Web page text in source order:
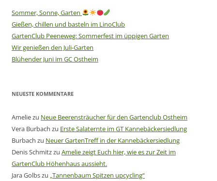
Sommer, Sonne, Garten
Gießen, chillen und basteln im LinoClub
GartenClub Peeneweg: Sommerfest im üppigen Garten
Wir genießen den Juli-Garten
Blühender Juni im GC Ostheim
NEUESTE KOMMENTARE
Ameliezu Neue Beerensträucher für den Gartenclub Ostheim
Vera Burbach zu Erste Salaternte im GT Kannebäckersiedlung
Burbach zu Neuer GartenTreff in der Kannebäckersiedlung
Denis Schmitzzu Amelie zeigt Euch hier, wie es zur Zeit im
GartenClub Höhenhaus aussieht.
Jara Golbszu „Tannenbaum Spitzen upcycling“